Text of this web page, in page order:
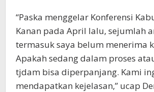
“Paska menggelar Konferensi
Kanan pada April lalu, sejumlah
termasuk saya belum menerima
Apakah sedang dalam proses
tjdam bisa diperpanjang. Kami
mendapatkan kejelasan,” ucap